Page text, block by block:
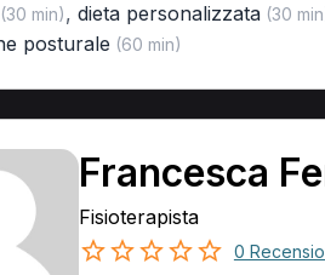
(30 min), dieta personalizzata(30
posturale (60 min)
Francesca
Fisioterapista
0